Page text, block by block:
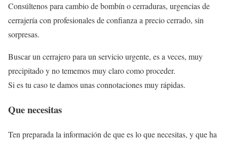
Consúltenos para cambio de bombín o cerraduras, urgencias de
cerrajería con profesionales de confianza a precio cerrado, sin
sorpresas.
Buscar un cerrajero para un servicio urgente, es a veces, muy
precipitado y no tememos muy claro como proceder.
Si es tu caso te damos unas connotaciones muy rápidas.
Que necesitas
Ten preparada la información de que es lo que necesitas, y que ha